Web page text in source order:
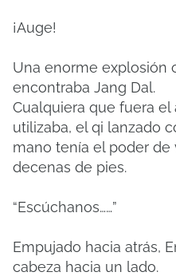
¡Auge!
Una enorme explosión
encontraba Jang Dal.
Cualquiera que fuera el
utilizaba, el qi lanzado
mano tenía el poder de
decenas de pies.
“Escúchanos……”
Empujado hacia atrás,
cabeza hacia un lado.